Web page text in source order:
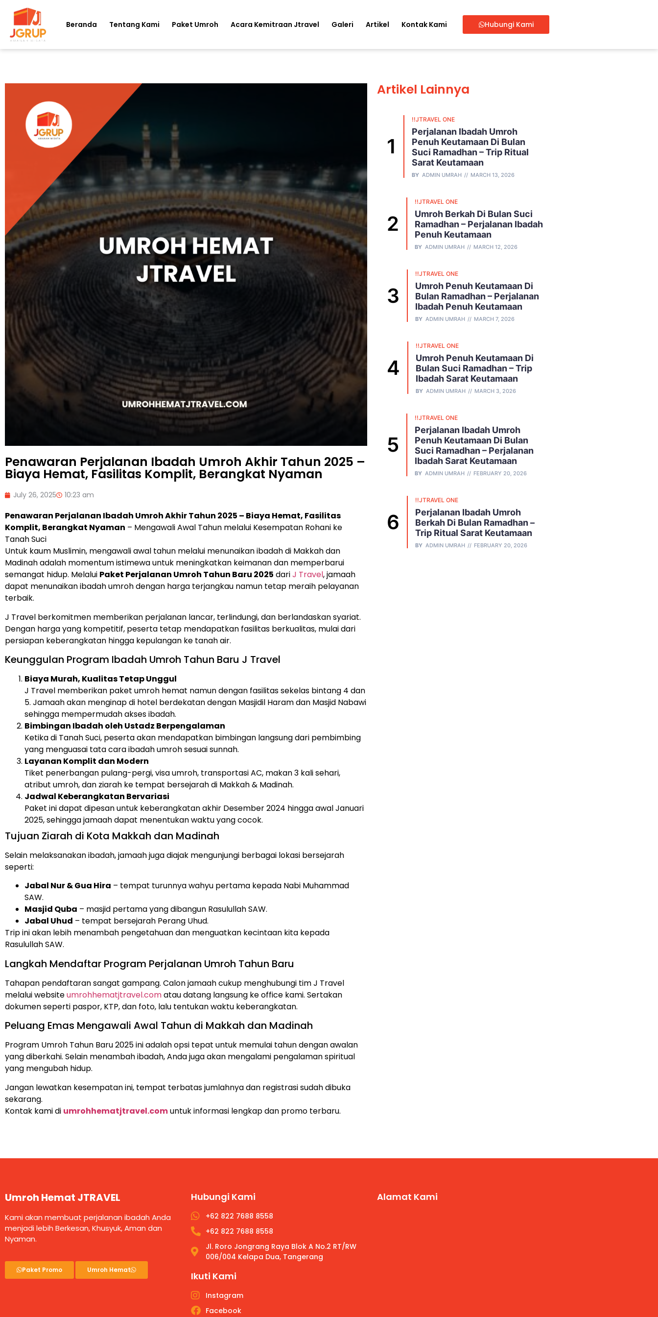
Beranda Tentang Kami Paket Umroh Acara Kemitraan Jtravel Galeri Artikel Kontak Kami Hubungi Kami
Penawaran Perjalanan Ibadah Umroh Akhir Tahun 2025 –
Biaya Hemat, Fasilitas Komplit, Berangkat Nyaman
July 26, 2025 10:23 am
Penawaran Perjalanan Ibadah Umroh Akhir Tahun 2025 – Biaya Hemat, Fasilitas
Komplit, Berangkat Nyaman – Mengawali Awal Tahun melalui Kesempatan Rohani ke
Tanah Suci
Untuk kaum Muslimin, mengawali awal tahun melalui menunaikan ibadah di Makkah dan
Madinah adalah momentum istimewa untuk meningkatkan keimanan dan memperbarui
semangat hidup. Melalui Paket Perjalanan Umroh Tahun Baru 2025 dariJ Travel, jamaah
dapat menunaikan ibadah umroh dengan harga terjangkau namun tetap meraih pelayanan
terbaik.
J Travel berkomitmen memberikan perjalanan lancar, terlindungi, dan berlandaskan syariat.
Dengan harga yang kompetitif, peserta tetap mendapatkan fasilitas berkualitas, mulai dari
persiapan keberangkatan hingga kepulangan ke tanah air.
Keunggulan Program Ibadah Umroh Tahun Baru J Travel
Biaya Murah, Kualitas Tetap Unggul
J Travel memberikan paket umroh hemat namun dengan fasilitas sekelas bintang 4 dan
5. Jamaah akan menginap di hotel berdekatan dengan Masjidil Haram dan Masjid Nabawi
sehingga mempermudah akses ibadah.
Bimbingan Ibadah oleh Ustadz Berpengalaman
Ketika di Tanah Suci, peserta akan mendapatkan bimbingan langsung dari pembimbing
yang menguasai tata cara ibadah umroh sesuai sunnah.
Layanan Komplit dan Modern
Tiket penerbangan pulang-pergi, visa umroh, transportasi AC, makan 3 kali sehari,
atribut umroh, dan ziarah ke tempat bersejarah di Makkah & Madinah.
Jadwal Keberangkatan Bervariasi
Paket ini dapat dipesan untuk keberangkatan akhir Desember 2024 hingga awal Januari
2025, sehingga jamaah dapat menentukan waktu yang cocok.
Tujuan Ziarah di Kota Makkah dan Madinah
Selain melaksanakan ibadah, jamaah juga diajak mengunjungi berbagai lokasi bersejarah
seperti:
Jabal Nur & Gua Hira – tempat turunnya wahyu pertama kepada Nabi Muhammad
SAW.
Masjid Quba – masjid pertama yang dibangun Rasulullah SAW.
Jabal Uhud – tempat bersejarah Perang Uhud.
Trip ini akan lebih menambah pengetahuan dan menguatkan kecintaan kita kepada
Rasulullah SAW.
Langkah Mendaftar Program Perjalanan Umroh Tahun Baru
Tahapan pendaftaran sangat gampang. Calon jamaah cukup menghubungi tim J Travel
melalui websiteumrohhematjtravel.comatau datang langsung ke office kami. Sertakan
dokumen seperti paspor, KTP, dan foto, lalu tentukan waktu keberangkatan.
Peluang Emas Mengawali Awal Tahun di Makkah dan Madinah
Program Umroh Tahun Baru 2025 ini adalah opsi tepat untuk memulai tahun dengan awalan
yang diberkahi. Selain menambah ibadah, Anda juga akan mengalami pengalaman spiritual
yang mengubah hidup.
Jangan lewatkan kesempatan ini, tempat terbatas jumlahnya dan registrasi sudah dibuka
sekarang.
Kontak kami di umrohhematjtravel.comuntuk informasi lengkap dan promo terbaru.
Artikel Lainnya
!!JTRAVEL ONE
Perjalanan Ibadah Umroh
Penuh Keutamaan Di Bulan
Suci Ramadhan – Trip Ritual
Sarat Keutamaan
BY ADMIN UMRAH MARCH 13, 2026
!!JTRAVEL ONE
Umroh Berkah Di Bulan Suci
Ramadhan – Perjalanan Ibadah
Penuh Keutamaan
BY ADMIN UMRAH MARCH 12, 2026
!!JTRAVEL ONE
Umroh Penuh Keutamaan Di
Bulan Ramadhan – Perjalanan
Ibadah Penuh Keutamaan
BY ADMIN UMRAH MARCH 7, 2026
!!JTRAVEL ONE
Umroh Penuh Keutamaan Di
Bulan Suci Ramadhan – Trip
Ibadah Sarat Keutamaan
BY ADMIN UMRAH MARCH 3, 2026
!!JTRAVEL ONE
Perjalanan Ibadah Umroh
Penuh Keutamaan Di Bulan
Suci Ramadhan – Perjalanan
Ibadah Sarat Keutamaan
BY ADMIN UMRAH FEBRUARY 20, 2026
!!JTRAVEL ONE
Perjalanan Ibadah Umroh
Berkah Di Bulan Ramadhan –
Trip Ritual Sarat Keutamaan
BY ADMIN UMRAH FEBRUARY 20, 2026
Umroh Hemat JTRAVEL
Kami akan membuat perjalanan ibadah Anda
menjadi lebih Berkesan, Khusyuk, Aman dan
Nyaman.
Paket Promo Umroh Hemat
Hubungi Kami
+62 822 7688 8558
+62 822 7688 8558
Jl. Roro Jongrang Raya Blok A No.2 RT/RW
006/004 Kelapa Dua, Tangerang
Ikuti Kami
Instagram
Facebook
Alamat Kami